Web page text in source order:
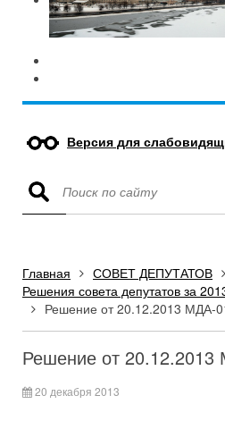
Версия для
Главная СОВЕТ ДЕПУТАТОВ
Решения совета депутатов за
Решение от 20.12.2013 МДА-
Решение от
20 декабря 2013